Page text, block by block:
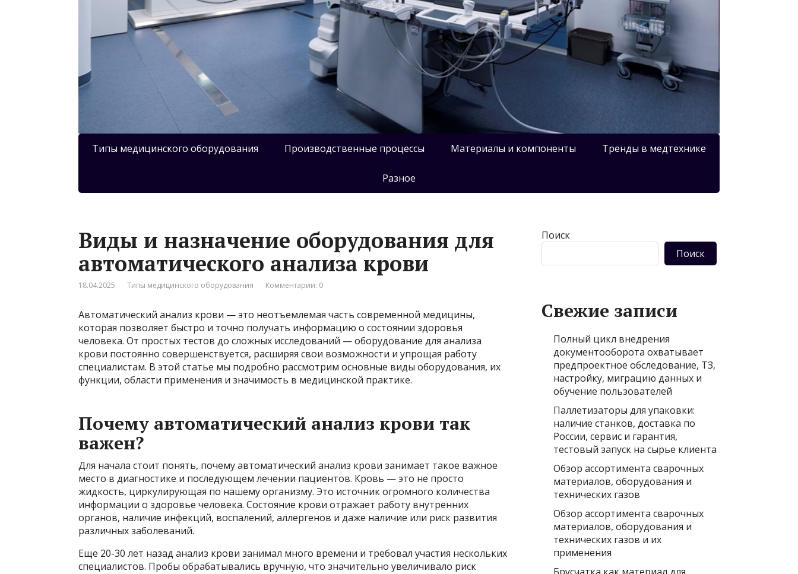
Типы медицинского оборудования Производственные процессы Материалы и компоненты Тренды в медтехнике
Разное
Виды и назначение оборудования для
автоматического анализа крови
18.04.2025 Типы медицинского оборудования Комментарии: 0
Автоматический анализ крови — это неотъемлемая часть современной медицины,
которая позволяет быстро и точно получать информацию о состоянии здоровья
человека. От простых тестов до сложных исследований — оборудование для анализа
крови постоянно совершенствуется, расширяя свои возможности и упрощая работу
специалистам. В этой статье мы подробно рассмотрим основные виды оборудования, их
функции, области применения и значимость в медицинской практике.
Почему автоматический анализ крови так
важен?
Для начала стоит понять, почему автоматический анализ крови занимает такое важное
место в диагностике и последующем лечении пациентов. Кровь — это не просто
жидкость, циркулирующая по нашему организму. Это источник огромного количества
информации о здоровье человека. Состояние крови отражает работу внутренних
органов, наличие инфекций, воспалений, аллергенов и даже наличие или риск развития
различных заболеваний.
Еще 20-30 лет назад анализ крови занимал много времени и требовал участия нескольких
специалистов. Пробы обрабатывались вручную, что значительно увеличивало риск
Поиск
Поиск
Свежие записи
Полный цикл внедрения
документооборота охватывает
предпроектное обследование, ТЗ,
настройку, миграцию данных и
обучение пользователей
Паллетизаторы для упаковки:
наличие станков, доставка по
России, сервис и гарантия,
тестовый запуск на сырье клиента
Обзор ассортимента сварочных
материалов, оборудования и
технических газов
Обзор ассортимента сварочных
материалов, оборудования и
технических газов и их
применения